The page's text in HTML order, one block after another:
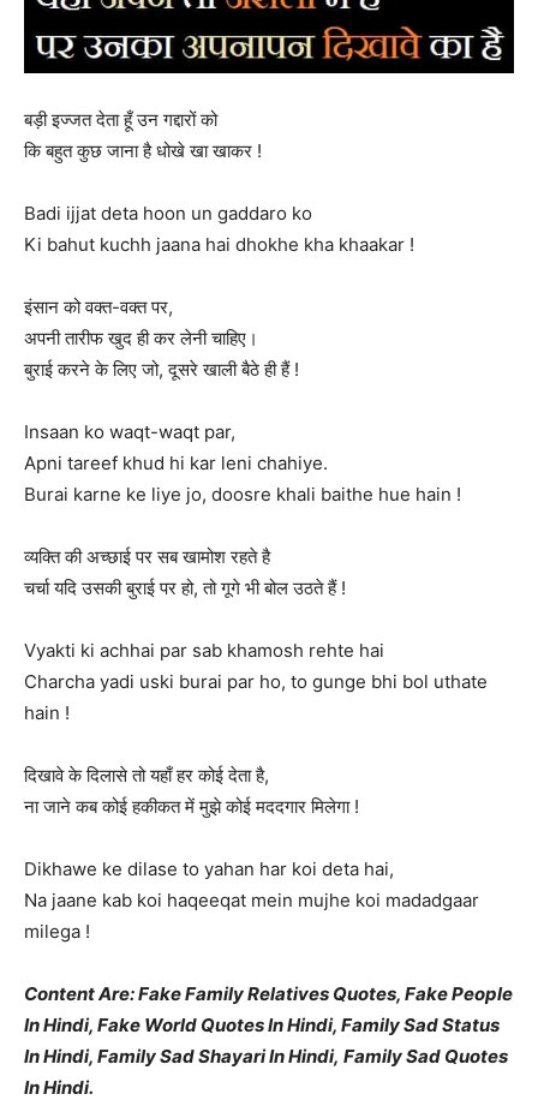
बड़ी इज्जत देता हूँ उन गद्दारों को
कि बहुत कुछ जाना है धोखे खा खाकर !
Badi ijjat deta hoon un gaddaro ko
Ki bahut kuchh jaana hai dhokhe kha khaakar !
इंसान को वक्‍त-वक्‍त पर,
अपनी तारीफ खुद ही कर लेनी चाहिए।
बुराई करने के लिए जो, दूसरे खाली बैठे ही हैं !
Insaan ko waqt-waqt par,
Apni tareef khud hi kar leni chahiye.
Burai karne ke liye jo, doosre khali baithe hue hain !
व्यक्ति की अच्छाई पर सब खामोश रहते है
चर्चा यदि उसकी बुराई पर हो, तो गूगे भी बोल उठते हैं !
Vyakti ki achhai par sab khamosh rehte hai
Charcha yadi uski burai par ho, to gunge bhi bol uthate
hain !
दिखावे के दिलासे तो यहाँ हर कोई देता है,
ना जाने कब कोई हकीकत में मुझे कोई मददगार मिलेगा !
Dikhawe ke dilase to yahan har koi deta hai,
Na jaane kab koi haqeeqat mein mujhe koi madadgaar
milega !
Content Are: Fake Family Relatives Quotes, Fake People
In Hindi, Fake World Quotes In Hindi, Family Sad Status
In Hindi, Family Sad Shayari In Hindi, Family Sad Quotes
In Hindi.